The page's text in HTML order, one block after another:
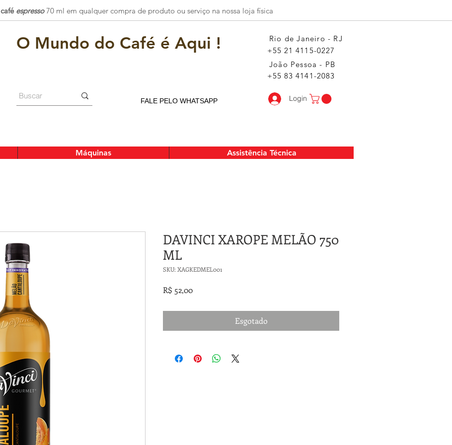
caféespresso70 ml em qualquer compra de produto ou serviço na nossa loja física
O Mundo do Café é Aqui !
Rio de Janeiro - RJ
+55 21 4115-0227
João Pessoa - PB
+55 83 4141-2083
FALE PELO WHATSAPP Login
Máquinas Assistência Técnica
DAVINCI XAROPE MELÃO 750
ML
SKU: XAGKEDMEL001
R$ 52,00Preço
Esgotado